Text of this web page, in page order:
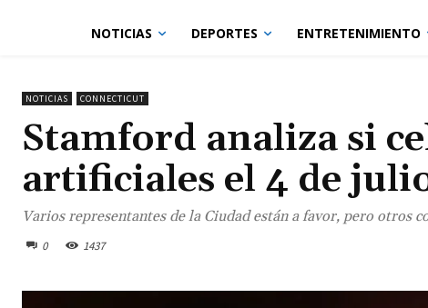
NOTICIAS DEPORTES ENTRETENIMIENTO
NOTICIAS CONNECTICUT
Stamford analiza si
artificiales el 4 de
Varios representantes de la Ciudad están a favor, pero otros
0 1437